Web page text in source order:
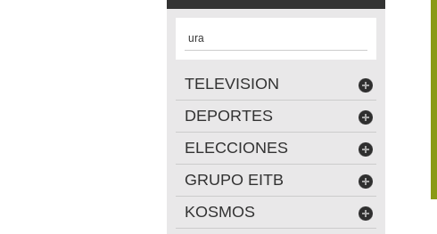
ura
TELEVISION
DEPORTES
ELECCIONES
GRUPO EITB
KOSMOS